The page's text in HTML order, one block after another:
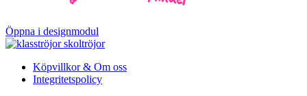
Öppna i designmodul
Köpvillkor & Om oss
Integritetspolicy